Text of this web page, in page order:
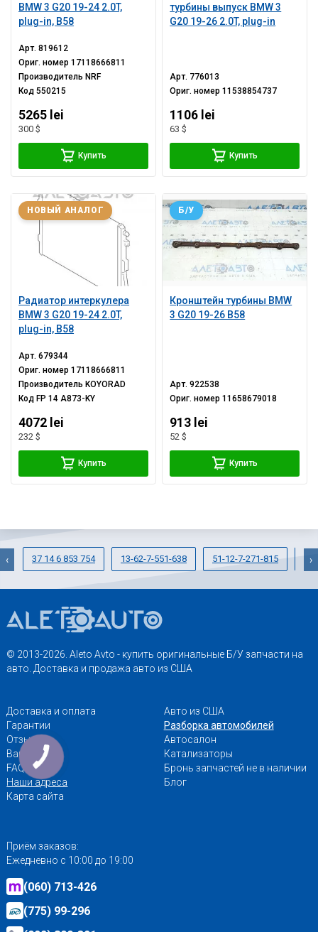
BMW 3 G20 19-24 2.0T,
plug-in, B58
Арт.819612
Ориг. номер17118666811
Производитель NRF
Код550215
5265 lei
300 $
Купить
турбины выпуск BMW 3
G20 19-26 2.0T, plug-in
Арт. 776013
Ориг. номер11538854737
1106 lei
63 $
Купить
Радиатор интеркулера
BMW 3 G20 19-24 2.0T,
plug-in, B58
НОВЫЙ АНАЛОГ
Арт.679344
Ориг. номер17118666811
Производитель KOYORAD
Код FP 14 A873-KY
4072 lei
232 $
Купить
Кронштейн турбины BMW
3 G20 19-26 B58
Б/У
Арт.922538
Ориг. номер11658679018
913 lei
52 $
Купить
37 14 6 853 754 13-62-7-551-638 51-12-7-271-815
‹ ›
© 2013-2026. Aleto Avto - купить оригинальные Б/У запчасти на
авто. Доставка и продажа авто из США
Доставка и оплата
Гарантии
Отзывы
Вакансии
FAQ
Наши адреса
Карта сайта
Авто из США
Разборка автомобилей
Автосалон
Катализаторы
Бронь запчастей не в наличии
Блог
Приём заказов:
Ежедневно с 10:00 до 19:00
(060) 713-426
(775) 99-296